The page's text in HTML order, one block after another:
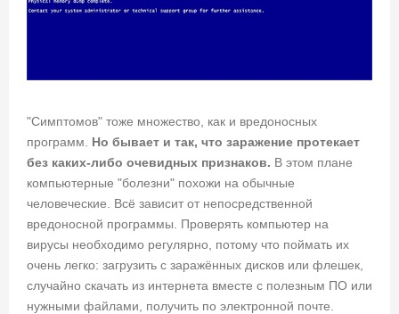
"Симптомов" тоже множество, как и вредоносных
программ. Но бывает и так, что заражение протекает
без каких-либо очевидных признаков. В этом плане
компьютерные "болезни" похожи на обычные
человеческие. Всё зависит от непосредственной
вредоносной программы. Проверять компьютер на
вирусы необходимо регулярно, потому что поймать их
очень легко: загрузить с заражённых дисков или флешек,
случайно скачать из интернета вместе с полезным ПО или
нужными файлами, получить по электронной почте.